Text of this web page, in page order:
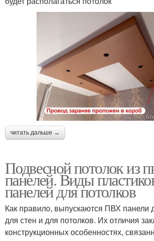
читать дальше →
Подвесной потолок из
панелей. Виды
панелей для потолков
Как правило, выпускаются ПВХ панели
для стен и для потолков. Их отличия
конструкционных особенностях,